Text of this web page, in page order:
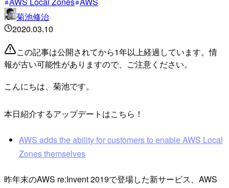
菊池修治
2020.03.10
この記事は公開されてから1年以上経過しています。情
報が古い可能性がありますので、ご注意ください。
こんにちは、菊池です。
本日紹介するアップデートはこちら！
AWS adds the ability for customers to enable AWS Local
Zones themselves
昨年末のAWS re:Invent 2019で登場した新サービス、AWS